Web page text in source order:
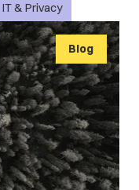
IT & Privacy
Blog